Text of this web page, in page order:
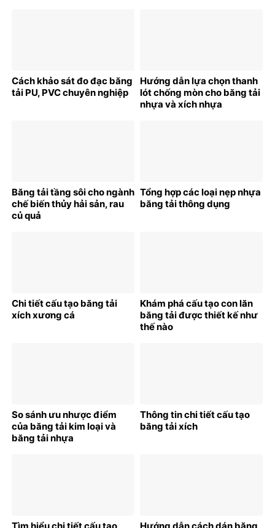
Cách khảo sát đo đạc băng
tải PU, PVC chuyên nghiệp
Hướng dẫn lựa chọn thanh
lót chống mòn cho băng tải
nhựa và xích nhựa
Băng tải tầng sôi cho ngành
chế biến thủy hải sản, rau
củ quả
Tổng hợp các loại nẹp nhựa
băng tải thông dụng
Chi tiết cấu tạo băng tải
xích xương cá
Khám phá cấu tạo con lăn
băng tải được thiết kế như
thế nào
So sánh ưu nhược điểm
của băng tải kim loại và
băng tải nhựa
Thông tin chi tiết cấu tạo
băng tải xích